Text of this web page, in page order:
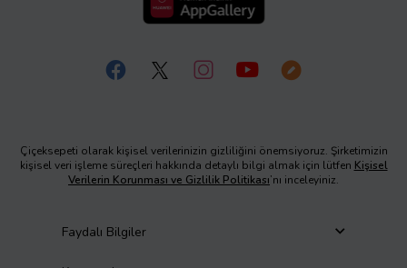
Çiçeksepeti olarak kişisel verilerinizin gizliliğini önemsiyoruz. Şirketimizin
kişisel veri işleme süreçleri hakkında detaylı bilgi almak için lütfen Kişisel
Verilerin Korunması ve Gizlilik Politikası’nı inceleyiniz.
Faydalı Bilgiler